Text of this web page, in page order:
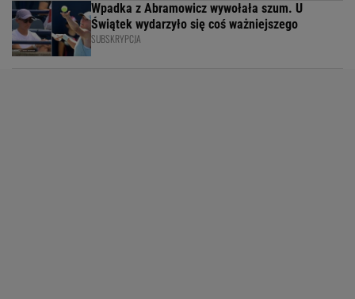
Wpadka z Abramowicz wywołała szum. U
Świątek wydarzyło się coś ważniejszego
SUBSKRYPCJA